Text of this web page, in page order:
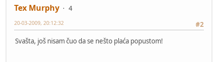
Tex Murphy
4
#2
20-03-2009, 20:12:32
Svašta, još nisam čuo da se nešto plaća popustom!